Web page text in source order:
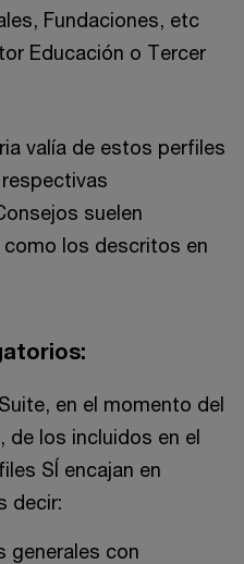
Fundaciones, etc
Educación o Tercer
valía de estos perfiles
suelen
los descritos en
en el momento del
de los incluidos en el
SÍ encajan en
decir:
generales con